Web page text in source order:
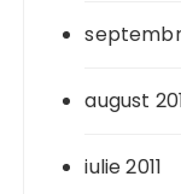
august
iulie 2011